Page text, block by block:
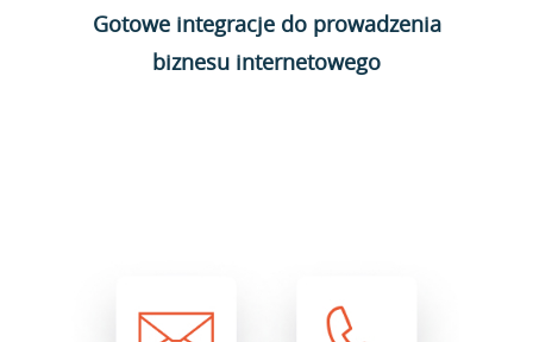
Gotowe integracje do prowadzenia
biznesu internetowego